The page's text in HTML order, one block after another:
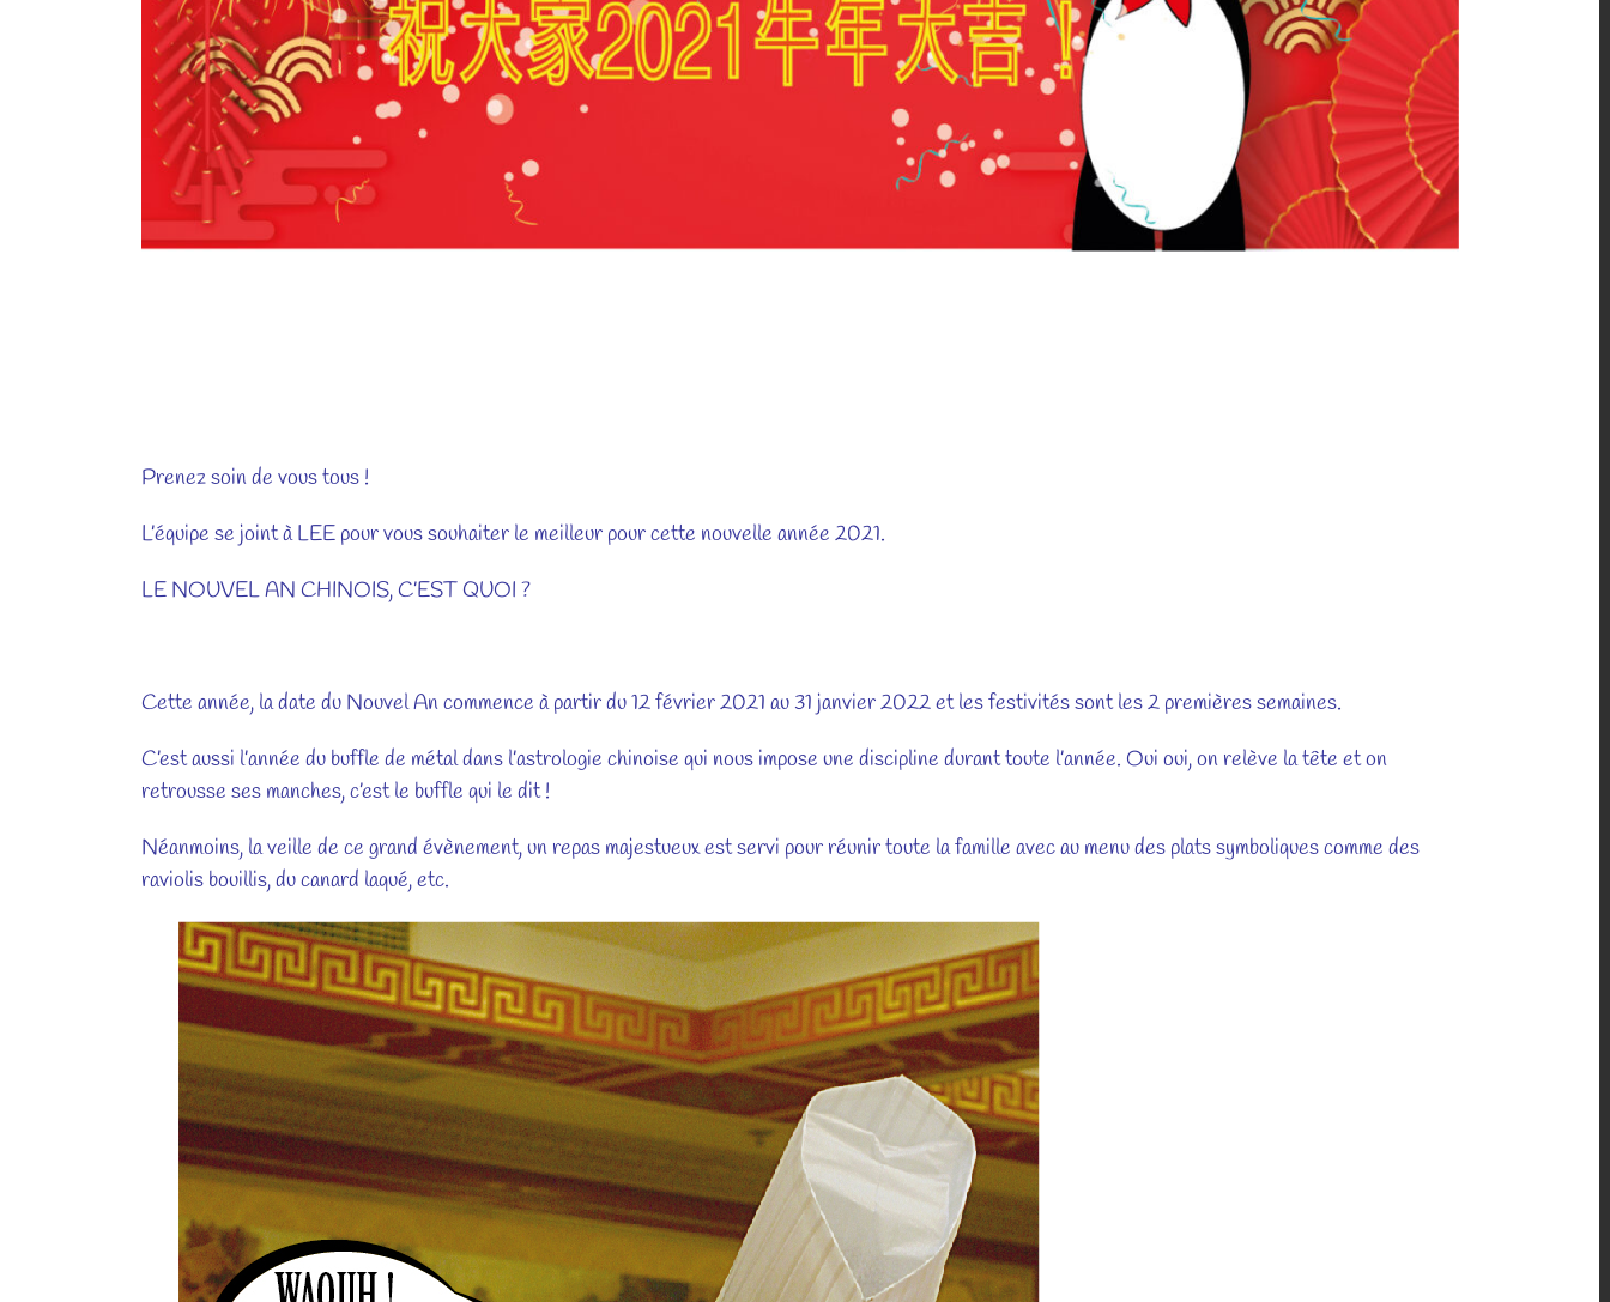
Prenez soin de vous tous !
L’équipe se joint à LEE pour vous souhaiter le meilleur pour cette nouvelle année 2021.
LE NOUVEL AN CHINOIS, C’EST QUOI ?
Cette année, la date du Nouvel An commence à partir du 12 février 2021 au 31 janvier 2022 et les festivités sont les 2 premières semaines.
C’est aussi l’année du buffle de métal dans l’astrologie chinoise qui nous impose une discipline durant toute l’année. Oui oui, on relève la tête et on
retrousse ses manches, c’est le buffle qui le dit !
Néanmoins, la veille de ce grand évènement, un repas majestueux est servi pour réunir toute la famille avec au menu des plats symboliques comme des
raviolis bouillis, du canard laqué, etc.